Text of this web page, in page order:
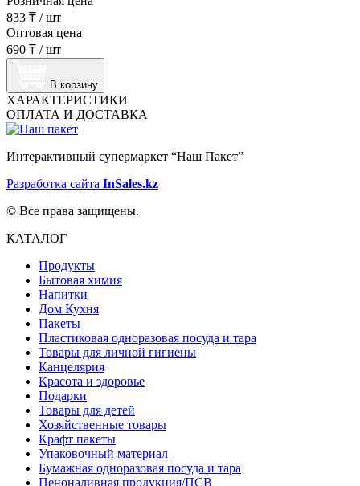
833 ₸ /шт
Оптовая цена
690 ₸ /шт
В корзину
ХАРАКТЕРИСТИКИ
ОПЛАТА И ДОСТАВКА
Интерактивный супермаркет “Наш Пакет”
Разработка сайта InSales.kz
© Все права защищены.
КАТАЛОГ
Продукты
Бытовая химия
Напитки
Дом Кухня
Пакеты
Пластиковая одноразовая посуда и тара
Товары для личной гигиены
Канцелярия
Красота и здоровье
Подарки
Товары для детей
Хозяйственные товары
Крафт пакеты
Упаковочный материал
Бумажная одноразовая посуда и тара
Пеноналивная продукция/ПСВ